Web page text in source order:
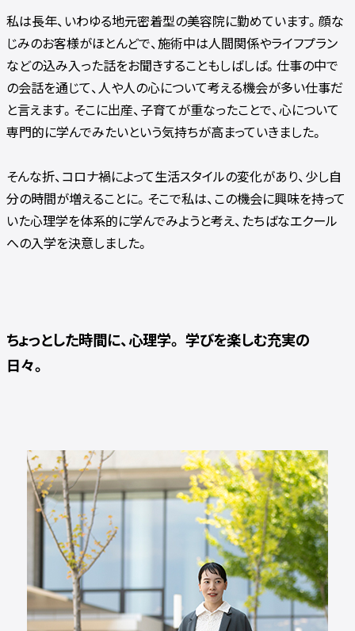
私は長年、いわゆる地元密着型の美容院に勤めています。顔な
じみのお客様がほとんどで、施術中は人間関係やライフプラン
などの込み入った話をお聞きすることもしばしば。仕事の中で
の会話を通じて、人や人の心について考える機会が多い仕事だ
と言えます。そこに出産、子育てが重なったことで、心について
専門的に学んでみたいという気持ちが高まっていきました。
そんな折、コロナ禍によって生活スタイルの変化があり、少し自
分の時間が増えることに。そこで私は、この機会に興味を持って
いた心理学を体系的に学んでみようと考え、たちばなエクール
への入学を決意しました。
ちょっとした時間に、心理学。 学びを楽しむ充実の
日々。